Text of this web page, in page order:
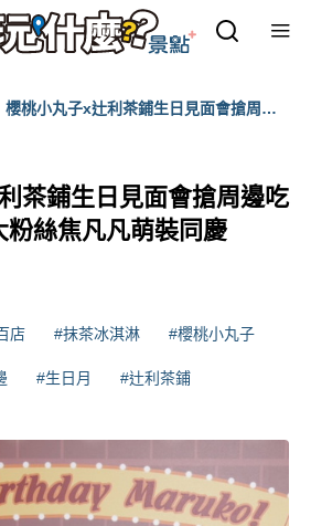
櫻桃小丸子x辻利茶鋪生日見面會搶周邊
茶鋪生日見面會搶周邊吃
粉絲焦凡凡萌裝同慶
店 #抹茶冰淇淋 #櫻桃小丸子
#生日月 #辻利茶鋪